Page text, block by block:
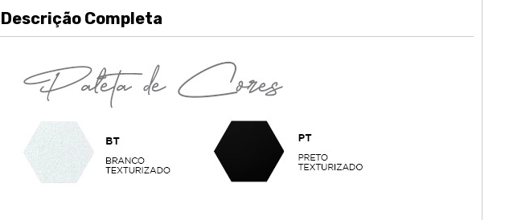
Descrição Completa